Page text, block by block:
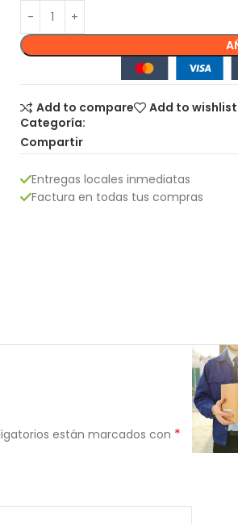
Add to compare
Add to wishlist
Categoría:
Compartir
Entregas locales inmediatas
Factura en todas tus compras
están marcados con *